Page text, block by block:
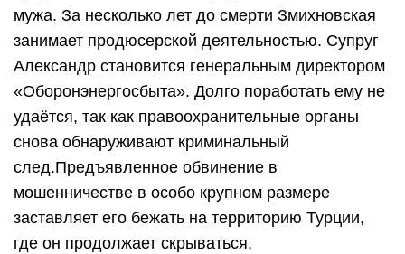
мужа. За несколько лет до смерти Змихновская
занимает продюсерской деятельностью. Супруг
Александр становится генеральным директором
«Оборонэнергосбыта». Долго поработать ему не
удаётся, так как правоохранительные органы
снова обнаруживают криминальный
след.Предъявленное обвинение в
мошенничестве в особо крупном размере
заставляет его бежать на территорию Турции,
где он продолжает скрываться.